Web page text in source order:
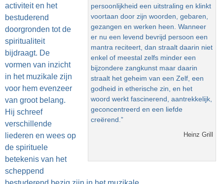
persoonlijkheid een uitstraling en klinkt
voortaan door zijn woorden, gebaren,
gezangen en werken heen. Wanneer
er nu een levend bevrijd persoon een
mantra reciteert, dan straalt daarin niet
enkel of meestal zelfs minder een
bijzondere zangkunst maar daarin
straalt het geheim van een Zelf, een
godheid in etherische zin, en het
woord werkt fascinerend, aantrekkelijk,
geconcentreerd en een liefde
creërend.”
Heinz Grill
activiteit en het
bestuderend
doorgronden tot de
spiritualiteit
bijdraagt. De
vormen van inzicht
in het muzikale zijn
voor hem evenzeer
van groot belang.
Hij schreef
verschillende
liederen en wees op
de spirituele
betekenis van het
scheppend